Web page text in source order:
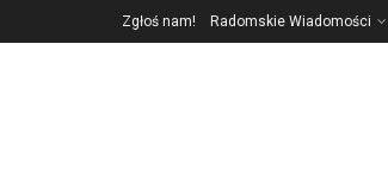
Zgłoś nam! Radomskie Wiadomości